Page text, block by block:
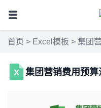
首页 > Excel模板 > 集团
集团营销费用预算